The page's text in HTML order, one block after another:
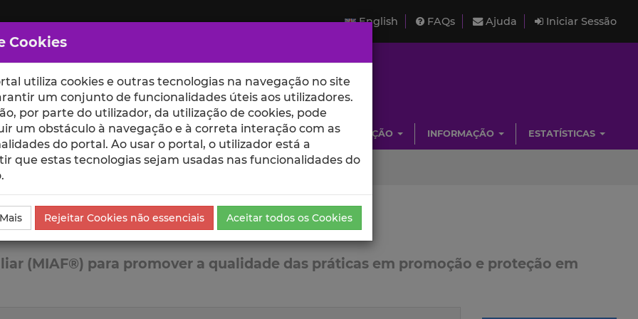
English FAQs Ajuda Iniciar Sessão
ESCOLAS UNIDADES INVESTIGAÇÃO INFORMAÇÃO ESTATÍSTICAS
(MIAF®) para promover a qualidade das práticas em promoção e proteção em
Cookies
utiliza cookies e outras tecnologias na navegação no site
um conjunto de funcionalidades úteis aos utilizadores.
por parte do utilizador, da utilização de cookies, pode
um obstáculo à navegação e à correta interação com as
do portal. Ao usar o portal, o utilizador está a
que estas tecnologias sejam usadas nas funcionalidades do
Rejeitar Cookies não essenciais Aceitar todos os Cookies